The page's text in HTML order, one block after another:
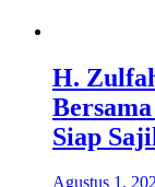
H.
Siap
Agustus 1,